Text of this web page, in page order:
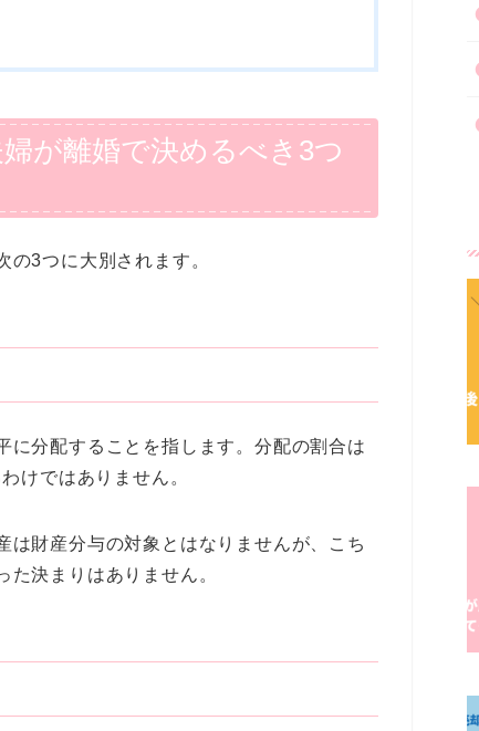
が離婚で決めるべき3つ
3つに大別されます。
に分配することを指します。分配の割合は
けではありません。
は財産分与の対象とはなりませんが、こち
決まりはありません。